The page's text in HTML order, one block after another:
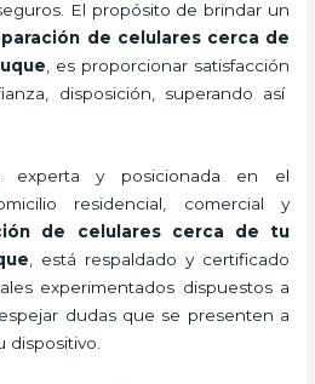
El propósito de brindar un
de celulares cerca de
, es proporcionar satisfacción
disposición, superando así
experta y posicionada en el
residencial, comercial y
de celulares cerca de tu
, está respaldado y certificado
experimentados dispuestos a
dudas que se presenten a
dispositivo.